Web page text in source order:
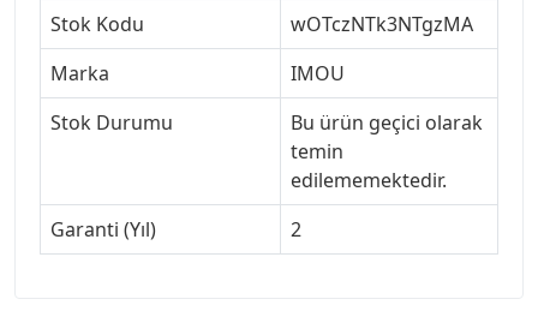
Stok Kodu
wOTczNTk3NTgzMA
Marka
IMOU
Stok Durumu
Bu ürün geçici olarak
temin
edilememektedir.
Garanti (Yıl)
2